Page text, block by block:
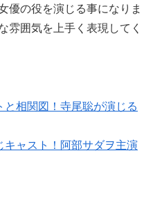
優の役を演じる事になりま
雰囲気を上手く表現してく
相関図！寺尾聡が演じる
キャスト！阿部サダヲ主演